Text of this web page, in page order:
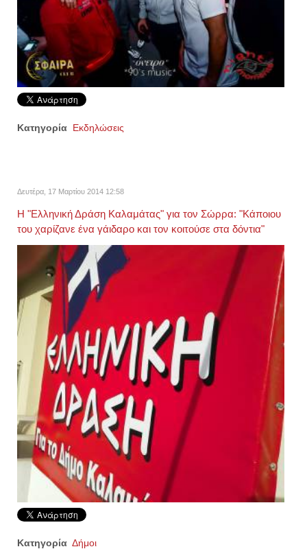
Κατηγορία Εκδηλώσεις
Δευτέρα, 17 Μαρτίου 2014 12:58
Η "Ελληνική Δράση Καλαμάτας" για τον Σώρρα: "Κάποιου
του χαρίζανε ένα γάιδαρο και τον κοιτούσε στα δόντια"
Κατηγορία Δήμοι